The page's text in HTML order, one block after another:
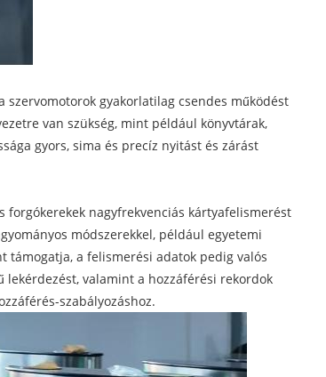
gyakorlatilag csendes működést
van szükség, mint például könyvtárak,
gyors, sima és precíz nyitást és zárást
nagyfrekvenciás kártyafelismerést
módszerekkel, például egyetemi
támogatja, a felismerési adatok pedig valós
valamint a hozzáférési rekordok
szabályozáshoz.